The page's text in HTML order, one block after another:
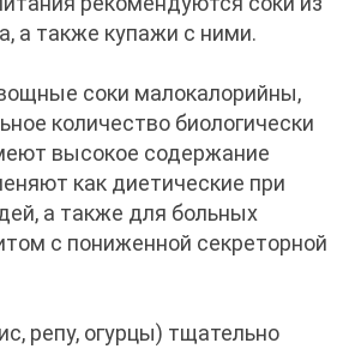
а также купажи с ними.
соки малокалорийны,
количество биологически
высокое содержание
как диетические при
а также для больных
с пониженной секреторной
репу, огурцы) тщательно